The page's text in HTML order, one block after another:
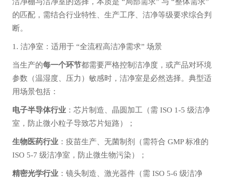
的匹配，需结合行业特性、生产工序、洁净等级要求综合判
断。
1. 洁净室：适用于 “全流程高洁净需求” 场景
当生产的每一个环节都需要严格控制洁净度，或产品对环境
参数（温湿度、压力）敏感时，洁净室是必然选择。典型适
用场景包括：
电子半导体行业：芯片制造、晶圆加工（需 ISO 1-5 级洁净
室，防止微小粒子导致芯片短路）；
生物医药行业：疫苗生产、无菌制剂（需符合 GMP 标准的
ISO 5-7 级洁净室，防止微生物污染）；
精密光学行业：镜头制造、激光器件（需 ISO 5-6 级洁净